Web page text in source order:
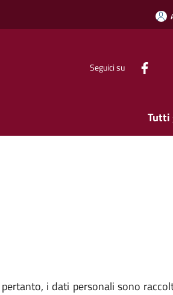
Seguici su
Tutti
i dati personali sono